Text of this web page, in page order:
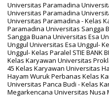
Universitas Paramadina
Universitas Paramadina
Universitas Paramadina - Kelas
Paramadina Universitas Sangga
Sangga Buana Universitas Esa
Unggul Universitas Esa Unggul-
Unggul- Kelas Paralel STIE BANK
Kelas Karyawan Universitas
45 Kelas Karyawan Universitas
Hayam Wuruk Perbanas Kelas
Universitas Panca Budi - Kelas
Megarkencana Universitas Nusa